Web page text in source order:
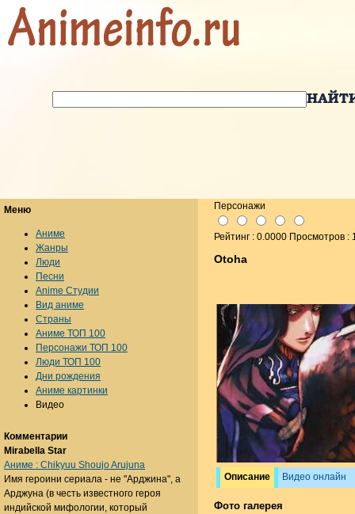
Персонажи
Рейтинг : 0.0000 Просмотров :
Otoha
Описание Видео онлайн
Фото галерея
Меню
Аниме
Жанры
Люди
Песни
Anime Студии
Вид аниме
Страны
Аниме ТОП 100
Персонажи ТОП 100
Люди ТОП 100
Дни рождения
Аниме картинки
Видео
Комментарии
Mirabella Star
Аниме : Chikyuu Shoujo Arujuna
Имя героини сериала - не "Арджина", а
Арджуна (в честь известного героя
индийской мифологии, который